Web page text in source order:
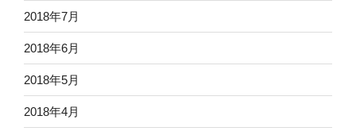
2018年7月
2018年6月
2018年5月
2018年4月